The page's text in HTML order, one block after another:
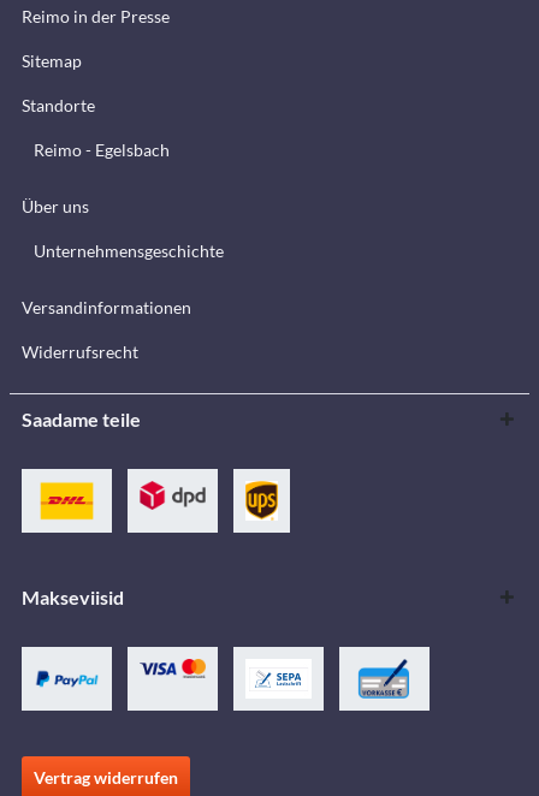
Reimo in der Presse
Sitemap
Standorte
Reimo - Egelsbach
Über uns
Unternehmensgeschichte
Versandinformationen
Widerrufsrecht
Saadame teile
Makseviisid
Vertrag widerrufen